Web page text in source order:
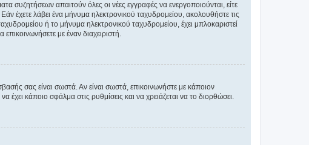
συζητήσεων απαιτούν όλες οι νέες εγγραφές να ενεργοποιούνται, είτε
έχετε λάβει ένα μήνυμα ηλεκτρονικού ταχυδρομείου, ακολουθήστε τις
ή το μήνυμα ηλεκτρονικού ταχυδρομείου, έχει μπλοκαριστεί
με έναν διαχειριστή.
σας είναι σωστά. Αν είναι σωστά, επικοινωνήστε με κάποιον
έχει κάποιο σφάλμα στις ρυθμίσεις και να χρειάζεται να το διορθώσει.